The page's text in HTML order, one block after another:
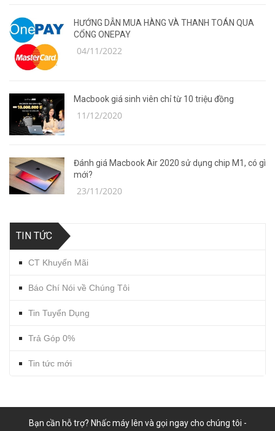
HƯỚNG DẪN MUA HÀNG VÀ THANH TOÁN QUA
CỔNG ONEPAY
04/11/2022
Macbook giá sinh viên chỉ từ 10 triệu đồng
11/12/2020
Đánh giá Macbook Air 2020 sử dụng chip M1, có gì
mới?
23/11/2020
TIN TỨC
CT Khuyến Mãi
Báo Chí Nói về Chúng Tôi
Tin Tuyển Dụng
Trả Góp 0%
Tin tức mới
Bạn cần hỗ trợ? Nhấc máy lên và gọi ngay cho chúng tôi -